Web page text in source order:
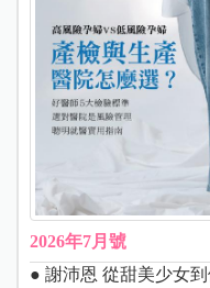
2026年7月號
● 謝沛恩 從甜美少女